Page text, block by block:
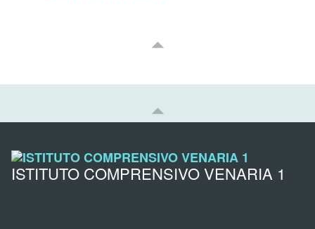
ISTITUTO COMPRENSIVO VENARIA 1